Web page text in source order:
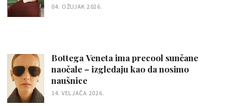
04. OŽUJAK 2026.
Bottega Veneta ima precool sunčane
naočale – izgledaju kao da nosimo
naušnice
14. VELJAČA 2026.